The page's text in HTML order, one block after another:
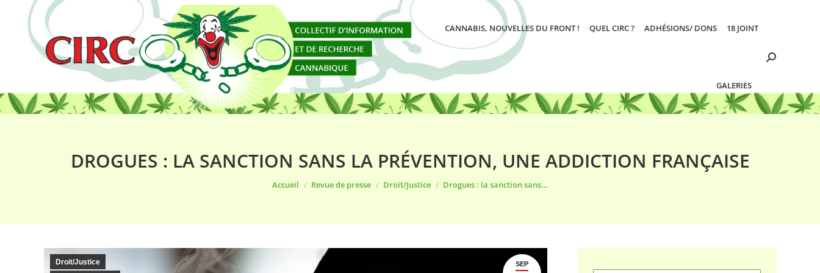
CANNABIS, NOUVELLES DU FRONT ! QUEL CIRC ? ADHÉSIONS/ DONS 18 JOINT
GALERIES
Search:
DROGUES : LA SANCTION SANS LA PRÉVENTION, UNE ADDICTION FRANÇAISE
Accueil Revue de presse Droit/Justice Drogues : la sanction sans…
SEP
Droit/Justice